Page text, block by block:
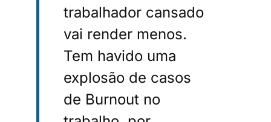
trabalhador cansado
vai render menos.
Tem havido uma
explosão de casos
de Burnout no